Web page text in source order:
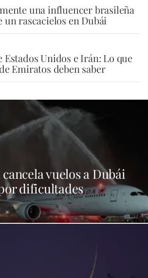
una influencer brasileña
un rascacielos en Dubái
Unidos e Irán: Lo que
Emiratos deben saber
vuelos a Dubái
dificultades